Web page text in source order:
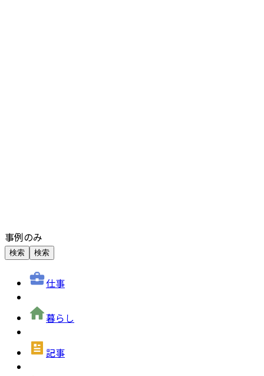
事例のみ
検索 検索
仕事
暮らし
記事